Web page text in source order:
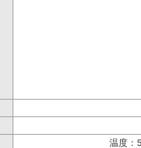
温度：